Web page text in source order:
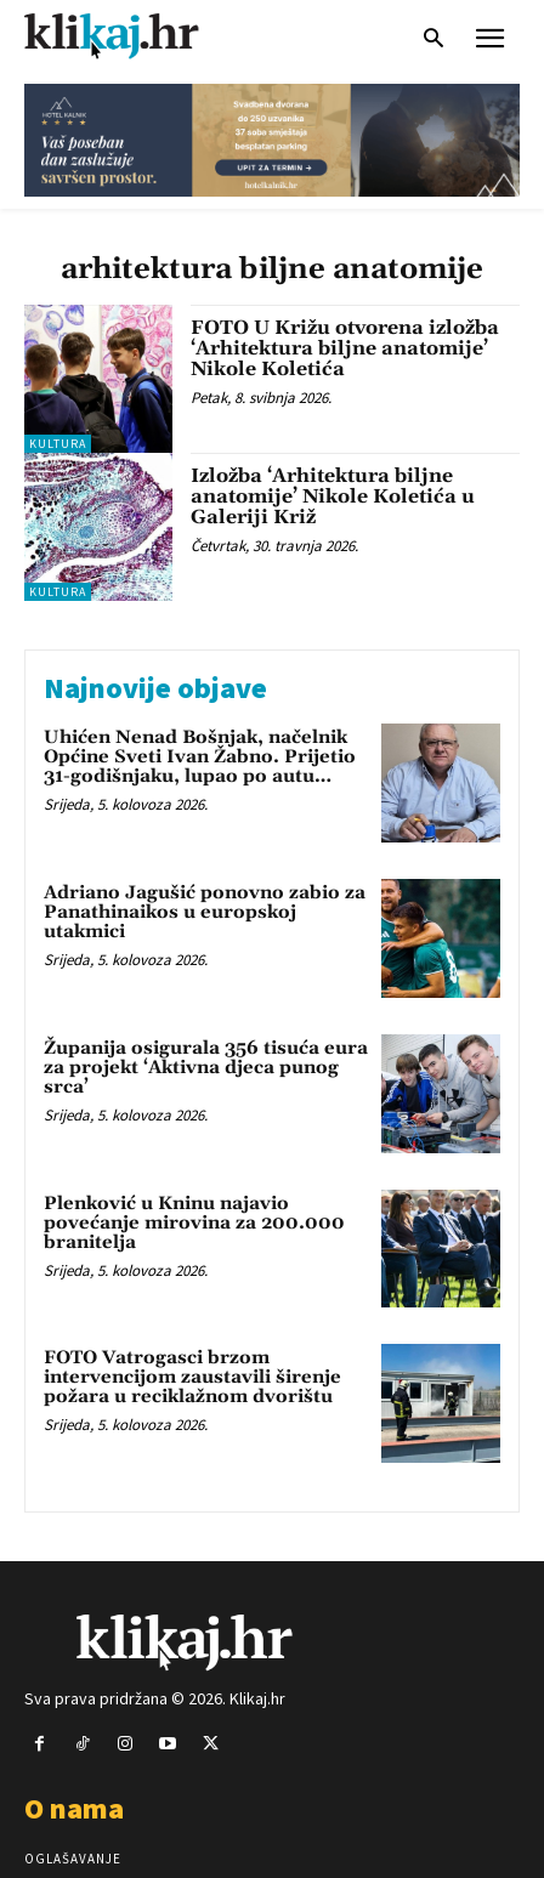
arhitektura biljne anatomije
KULTURA
FOTO U Križu otvorena izložba
‘Arhitektura biljne anatomije’
Nikole Koletića
Petak, 8. svibnja 2026.
KULTURA
Izložba ‘Arhitektura biljne
anatomije’ Nikole Koletića u
Galeriji Križ
Četvrtak, 30. travnja 2026.
Najnovije objave
Uhićen Nenad Bošnjak, načelnik
Općine Sveti Ivan Žabno. Prijetio
31-godišnjaku, lupao po autu…
Srijeda, 5. kolovoza 2026.
Adriano Jagušić ponovno zabio za
Panathinaikos u europskoj
utakmici
Srijeda, 5. kolovoza 2026.
Županija osigurala 356 tisuća eura
za projekt ‘Aktivna djeca punog
srca’
Srijeda, 5. kolovoza 2026.
Plenković u Kninu najavio
povećanje mirovina za 200.000
branitelja
Srijeda, 5. kolovoza 2026.
FOTO Vatrogasci brzom
intervencijom zaustavili širenje
požara u reciklažnom dvorištu
Srijeda, 5. kolovoza 2026.
Sva prava pridržana © 2026. Klikaj.hr
O nama
OGLAŠAVANJE